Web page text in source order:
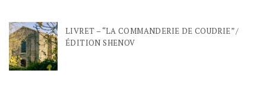
LIVRET – “LA COMMANDERIE DE COUDRIE” /
ÉDITION SHENOV